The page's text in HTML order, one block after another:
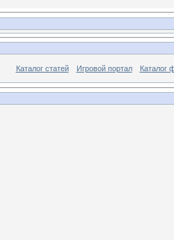
Каталог статей Игровой портал Каталог